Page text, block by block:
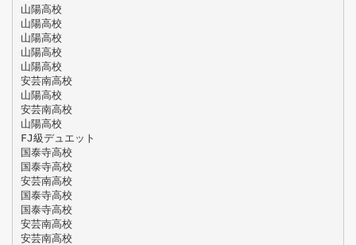
山陽高校
山陽高校
山陽高校
山陽高校
山陽高校
安芸南高校
山陽高校
安芸南高校
山陽高校
FJ級デュエット
国泰寺高校
国泰寺高校
安芸南高校
国泰寺高校
国泰寺高校
安芸南高校
安芸南高校